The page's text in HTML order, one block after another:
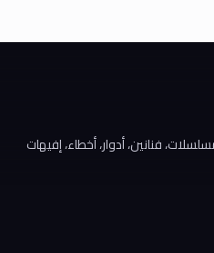
فنانين، أدوار، أخطاء، إفيهات